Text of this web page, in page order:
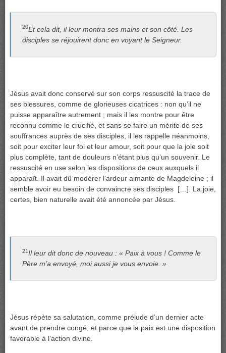
20Et cela dit, il leur montra ses mains et son côté. Les
disciples se réjouirent donc en voyant le Seigneur.
Jésus avait donc conservé sur son corps ressuscité la trace de
ses blessures, comme de glorieuses cicatrices : non qu’il ne
puisse apparaître autrement ; mais il les montre pour être
reconnu comme le crucifié, et sans se faire un mérite de ses
souffrances auprès de ses disciples, il les rappelle néanmoins,
soit pour exciter leur foi et leur amour, soit pour que la joie soit
plus complète, tant de douleurs n’étant plus qu’un souvenir. Le
ressuscité en use selon les dispositions de ceux auxquels il
apparaît. Il avait dû modérer l’ardeur aimante de Magdeleine ; il
semble avoir eu besoin de convaincre ses disciples […]. La joie,
certes, bien naturelle avait été annoncée par Jésus.
21Il leur dit donc de nouveau : « Paix à vous ! Comme le
Père m’a envoyé, moi aussi je vous envoie. »
Jésus répète sa salutation, comme prélude d’un dernier acte
avant de prendre congé, et parce que la paix est une disposition
favorable à l’action divine.